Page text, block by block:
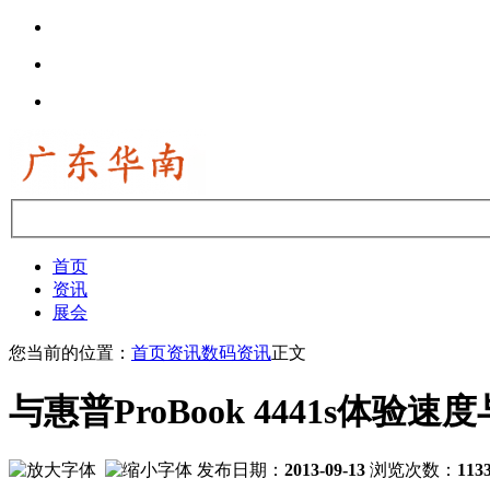
首页
资讯
展会
您当前的位置： 首页资讯数码资讯正文
与惠普ProBook 4441s体验速度
发布日期： 2013-09-13 浏览次数：